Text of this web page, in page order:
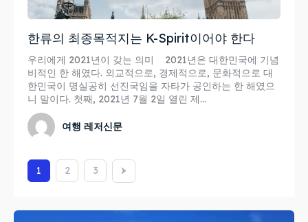
한류의 최종목적지는 K-Spirit이어야 한다
우리에게 2021년이 갖는 의미 2021년은 대한민국에 기념
비적인 한 해였다. 외교적으로, 경제적으로, 문화적으로 대
한민국이 명실공히 선진국임을 자타가 공인하는 한 해였으
니 말이다. 첫째, 2021년 7월 2일 열린 제...
여행 레저신문
1 2 3